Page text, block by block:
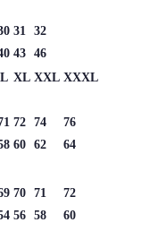
31
32
43 46
L XL XXL XXXL
72 74
76
60 62
64
70 71
72
56 58
60